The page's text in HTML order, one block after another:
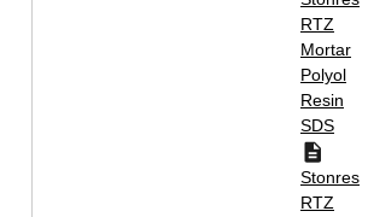
RTZ
Mortar
Polyol
Resin
SDS
Stonres
RTZ